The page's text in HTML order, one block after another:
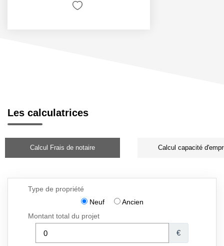
Les calculatrices
Calcul Frais de notaire Calcul capacité